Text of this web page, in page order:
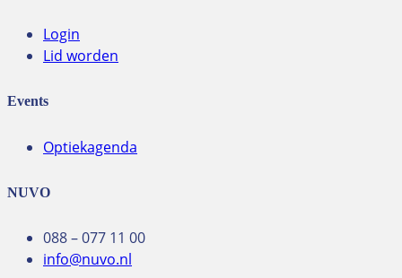
Login
Lid worden
Events
Optiekagenda
NUVO
088 – 077 11 00
info@nuvo.nl